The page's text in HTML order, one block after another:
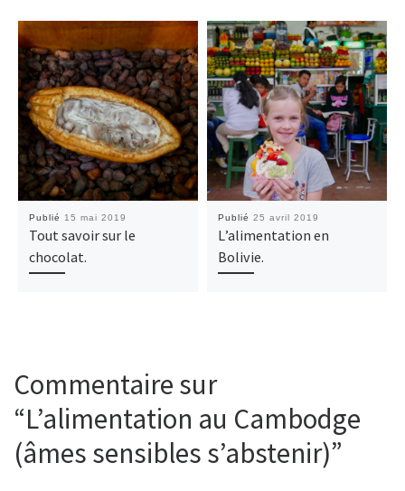
Publié 15 mai 2019
Tout savoir sur le
chocolat.
Publié 25 avril 2019
L’alimentation en
Bolivie.
Commentaire sur
“L’alimentation au Cambodge
(âmes sensibles s’abstenir)”